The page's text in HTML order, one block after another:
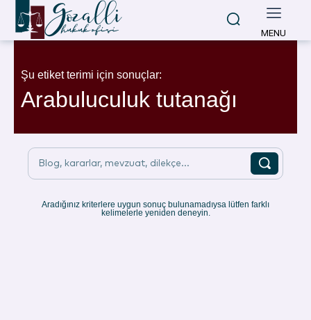
MENU
Şu etiket terimi için sonuçlar:
Arabuluculuk tutanağı
Blog, kararlar, mevzuat, dilekçe...
Aradığınız kriterlere uygun sonuç bulunamadıysa lütfen farklı
kelimelerle yeniden deneyin.